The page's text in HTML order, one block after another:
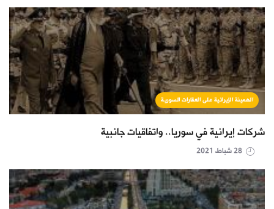
الهمينة الإيرانية على العقارات السورية
شركات إيرانية في سوريا.. واتفاقيات جانبية